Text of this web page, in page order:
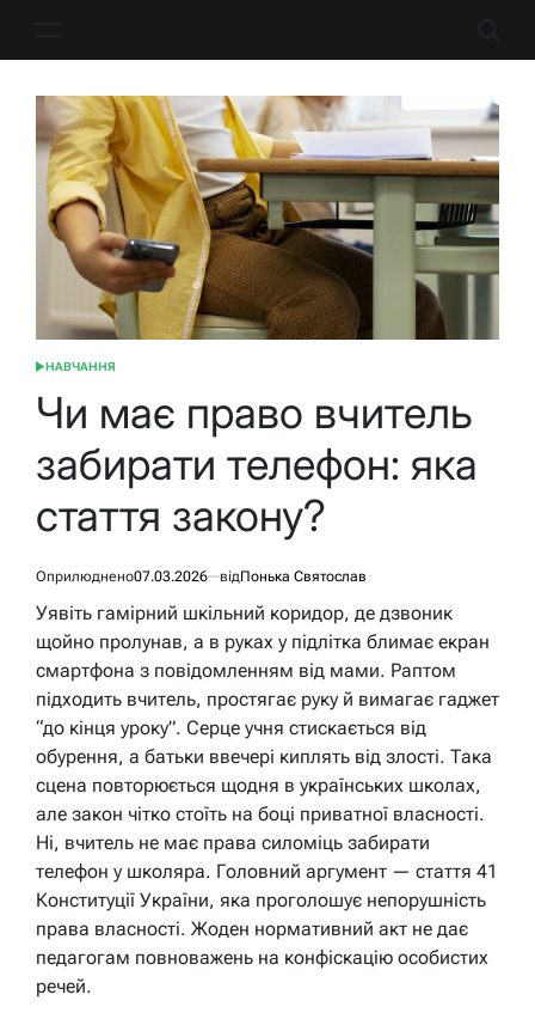
ОПУБЛІКУВАТИ
НАВЧАННЯ
Чи має право вчитель
забирати телефон: яка
стаття закону?
Оприлюднено07.03.2026 відПонька Святослав
Уявіть гамірний шкільний коридор, де дзвоник
щойно пролунав, а в руках у підлітка блимає екран
смартфона з повідомленням від мами. Раптом
підходить вчитель, простягає руку й вимагає гаджет
“до кінця уроку”. Серце учня стискається від
обурення, а батьки ввечері киплять від злості. Така
сцена повторюється щодня в українських школах,
але закон чітко стоїть на боці приватної власності.
Ні, вчитель не має права силоміць забирати
телефон у школяра. Головний аргумент — стаття 41
Конституції України, яка проголошує непорушність
права власності. Жоден нормативний акт не дає
педагогам повноважень на конфіскацію особистих
речей.